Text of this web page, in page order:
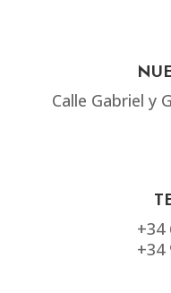
Calle Gabriel y
+34
+34